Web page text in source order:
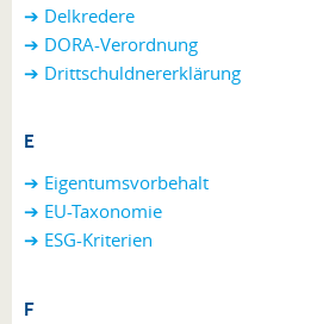
➔ Delkredere
➔ DORA-Verordnung
➔ Drittschuldnererklärung
E
➔ Eigentumsvorbehalt
➔ EU-Taxonomie
➔ ESG-Kriterien
F